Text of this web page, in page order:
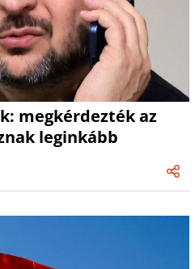
megkérdezték az
leginkább